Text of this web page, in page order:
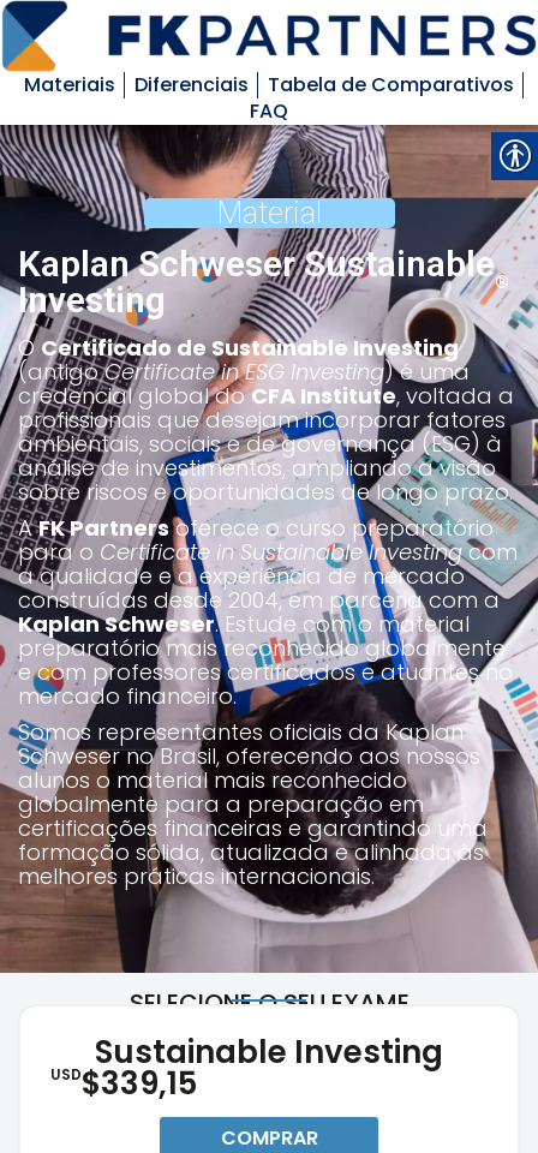
Materiais Diferenciais
Tabela de Comparativos
FAQ
Material
Kaplan Schweser Sustainable
Investing
®
O Certificado de Sustainable Investing
(antigoCertificate in ESG Investing) é uma
credencial global doCFA Institute, voltada a
profissionais que desejam incorporar fatores
ambientais, sociais e de governança (ESG) à
análise de investimentos, ampliando a visão
sobre riscos e oportunidades de longo prazo.
AFK Partnersoferece o curso preparatório
para o Certificate in Sustainable Investingcom
a qualidade e a experiência de mercado
construídas desde 2004, em parceria com a
Kaplan Schweser. Estude com o material
preparatório mais reconhecido globalmente
e com professores certificados e atuantes no
mercado financeiro.
Somos representantes oficiais da Kaplan
Schweser no Brasil, oferecendo aos nossos
alunos o material mais reconhecido
globalmente para a preparação em
certificações financeiras e garantindo uma
formação sólida, atualizada e alinhada às
melhores práticas internacionais.
SELECIONE O SEU EXAME
Sustainable Investing
USD$339,15
COMPRAR